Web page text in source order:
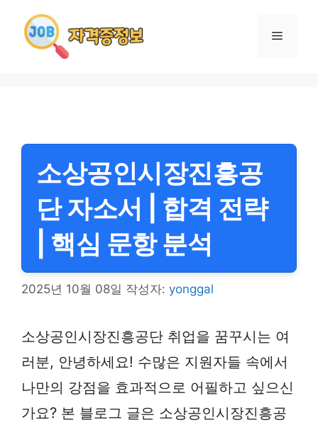
메
소상공인시장진흥공
단 자소서 | 합격 전략
| 핵심 문항 분석
2025년 10월 08일 작성자: yonggal
소상공인시장진흥공단 취업을 꿈꾸시는 여
러분, 안녕하세요! 수많은 지원자들 속에서
나만의 강점을 효과적으로 어필하고 싶으신
가요? 본 블로그 글은 소상공인시장진흥공